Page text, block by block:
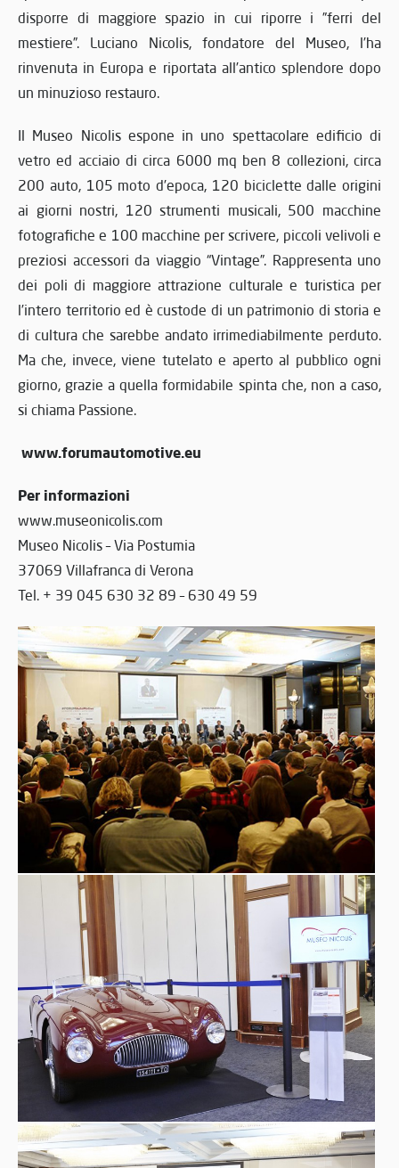
disporre di maggiore spazio in cui riporre i ”ferri del
mestiere”. Luciano Nicolis, fondatore del Museo, l’ha
rinvenuta in Europa e riportata all’antico splendore dopo
un minuzioso restauro.
Il Museo Nicolis espone in uno spettacolare edificio di
vetro ed acciaio di circa 6000 mq ben 8 collezioni, circa
200 auto, 105 moto d’epoca, 120 biciclette dalle origini
ai giorni nostri, 120 strumenti musicali, 500 macchine
fotografiche e 100 macchine per scrivere, piccoli velivoli e
preziosi accessori da viaggio “Vintage”. Rappresenta uno
dei poli di maggiore attrazione culturale e turistica per
l’intero territorio ed è custode di un patrimonio di storia e
di cultura che sarebbe andato irrimediabilmente perduto.
Ma che, invece, viene tutelato e aperto al pubblico ogni
giorno, grazie a quella formidabile spinta che, non a caso,
si chiama Passione.
www.forumautomotive.eu
Per informazioni
www.museonicolis.com
Museo Nicolis – Via Postumia
37069 Villafranca di Verona
Tel. + 39 045 630 32 89 – 630 49 59